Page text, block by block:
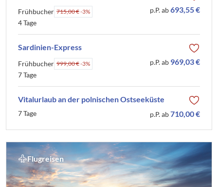
Frühbucher 715,00 €-3%
4 Tage
p.P. ab693,55 €
Sardinien-Express
Frühbucher 999,00 €-3%
7 Tage
p.P. ab 969,03 €
Vitalurlaub an der polnischen Ostseeküste
7 Tage p.P. ab710,00 €
Flugreisen